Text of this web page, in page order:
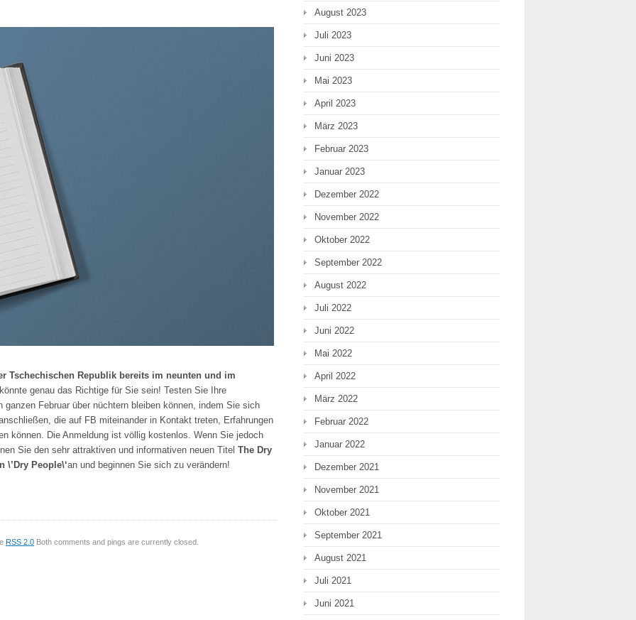
Tschechischen Republik bereits im neunten und im
könnte genau das Richtige für Sie sein! Testen Sie Ihre
Februar über nüchtern bleiben können, indem Sie sich
die auf FB miteinander in Kontakt treten, Erfahrungen
können. Die Anmeldung ist völlig kostenlos. Wenn Sie jedoch
Sie den sehr attraktiven und informativen neuen Titel The Dry
\’Dry People\‘an und beginnen Sie sich zu verändern!
RSS 2.0 Both comments and pings are currently closed.
August 2023
Juli 2023
Juni 2023
Mai 2023
April 2023
März 2023
Februar 2023
Januar 2023
Dezember 2022
November 2022
Oktober 2022
September 2022
August 2022
Juli 2022
Juni 2022
Mai 2022
April 2022
März 2022
Februar 2022
Januar 2022
Dezember 2021
November 2021
Oktober 2021
September 2021
August 2021
Juli 2021
Juni 2021